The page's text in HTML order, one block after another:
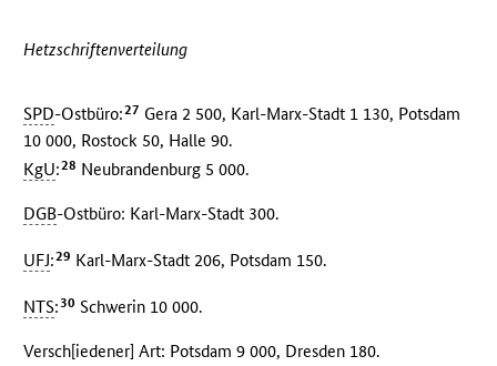
Hetzschriftenverteilung
SPD-Ostbüro:27 Gera 2 500, Karl-Marx-Stadt 1 130, Potsdam
10 000, Rostock 50, Halle 90.
KgU:28 Neubrandenburg 5 000.
DGB-Ostbüro: Karl-Marx-Stadt 300.
UFJ:29 Karl-Marx-Stadt 206, Potsdam 150.
NTS: 30 Schwerin 10 000.
Versch[iedener] Art: Potsdam 9 000, Dresden 180.